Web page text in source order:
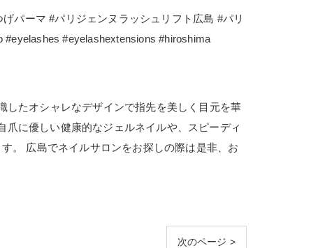
パーマ #パリジェンヌラッシュリフト広島 #パリ
#eyelashextensions #hiroshima
したオシャレなデザインで指先を美しく目元を華
に優しい健康的なジェルネイルや、スピーディ
。 広島でネイルサロンをお探しの際は是非、お
次のページ >